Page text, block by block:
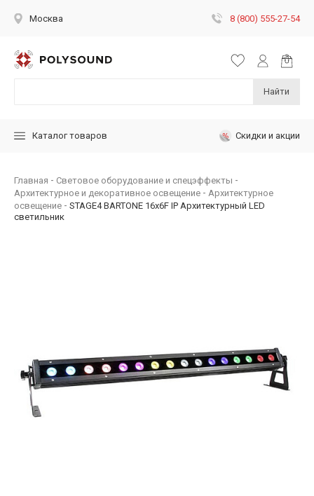
Москва 8 (800) 555-27-54
Найти
Каталог товаров Скидки и акции
Главная
Световое оборудование и спецэффекты
Архитектурное и декоративное освещение
Архитектурное
освещение
STAGE4 BARTONE 16x6F IP Архитектурный LED
светильник